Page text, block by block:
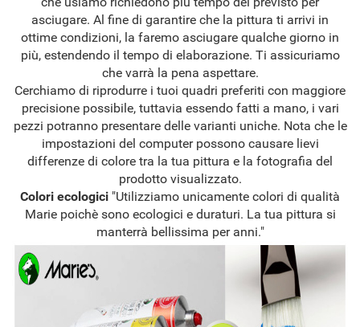
asciugare. Al fine di garantire che la pittura ti arrivi in
ottime condizioni, la faremo asciugare qualche giorno in
più, estendendo il tempo di elaborazione. Ti assicuriamo
che varrà la pena aspettare.
Cerchiamo di riprodurre i tuoi quadri preferiti con maggiore
precisione possibile, tuttavia essendo fatti a mano, i vari
pezzi potranno presentare delle varianti uniche. Nota che le
impostazioni del computer possono causare lievi
differenze di colore tra la tua pittura e la fotografia del
prodotto visualizzato.
Colori ecologici "Utilizziamo unicamente colori di qualità
Marie poichè sono ecologici e duraturi. La tua pittura si
manterrà bellissima per anni."